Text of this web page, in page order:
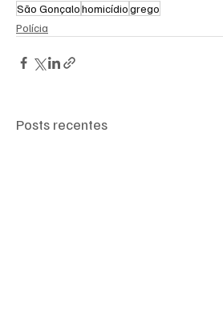
São Gonçalohomicídiogrego
Polícia
Posts recentes